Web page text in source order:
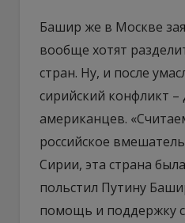
Башир же в Москве
вообще хотят
стран. Ну, и после
сирийский конфликт –
американцев.
российское
Сирии, эта страна
польстил Путину
помощь и поддержку